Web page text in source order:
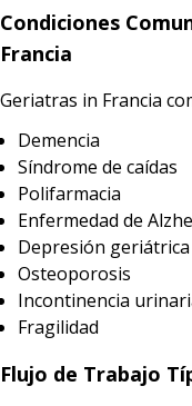
Condiciones
Francia
Geriatras in Francia
Demencia
Síndrome de caídas
Polifarmacia
Enfermedad de
Depresión geriátrica
Osteoporosis
Incontinencia
Fragilidad
Flujo de Trabajo